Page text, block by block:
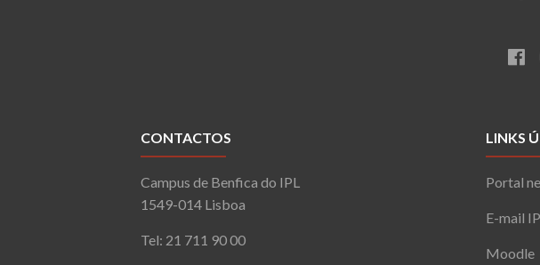
CONTACTOS
Campus de Benfica do IPL
1549-014 Lisboa
Tel: 21 711 90 00
LINKS
Portal
E-mail
Moodle